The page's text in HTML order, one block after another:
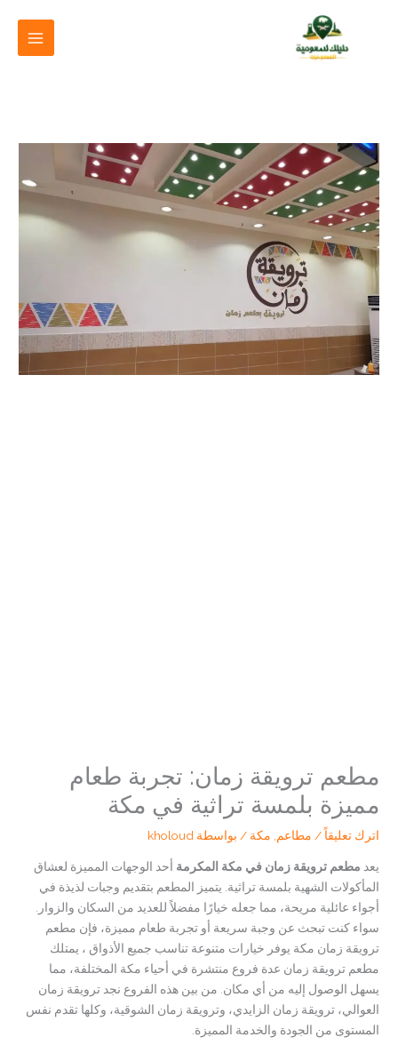
مطعم ترويقة زمان: تجربة طعام
مميزة بلمسة تراثية في مكة
اترك تعليقاً / مطاعم, مكة / بواسطة kholoud
يعد مطعم ترويقة زمان في مكة المكرمة أحد الوجهات المميزة لعشاق
المأكولات الشهية بلمسة تراثية. يتميز المطعم بتقديم وجبات لذيذة في
أجواء عائلية مريحة، مما جعله خيارًا مفضلاً للعديد من السكان والزوار.
سواء كنت تبحث عن وجبة سريعة أو تجربة طعام مميزة، فإن مطعم
ترويقة زمان مكة يوفر خيارات متنوعة تناسب جميع الأذواق ، يمتلك
مطعم ترويقة زمان عدة فروع منتشرة في أحياء مكة المختلفة، مما
يسهل الوصول إليه من أي مكان. من بين هذه الفروع نجد ترويقة زمان
العوالي، ترويقة زمان الزايدي، وترويقة زمان الشوقية، وكلها تقدم نفس
المستوى من الجودة والخدمة المميزة.